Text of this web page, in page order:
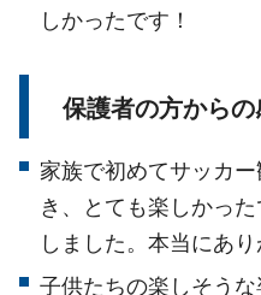
しかったです！
保護者の方から
家族で初めてサッカ
き、とても楽しかっ
しました。本当にあ
子供たちの楽しそう